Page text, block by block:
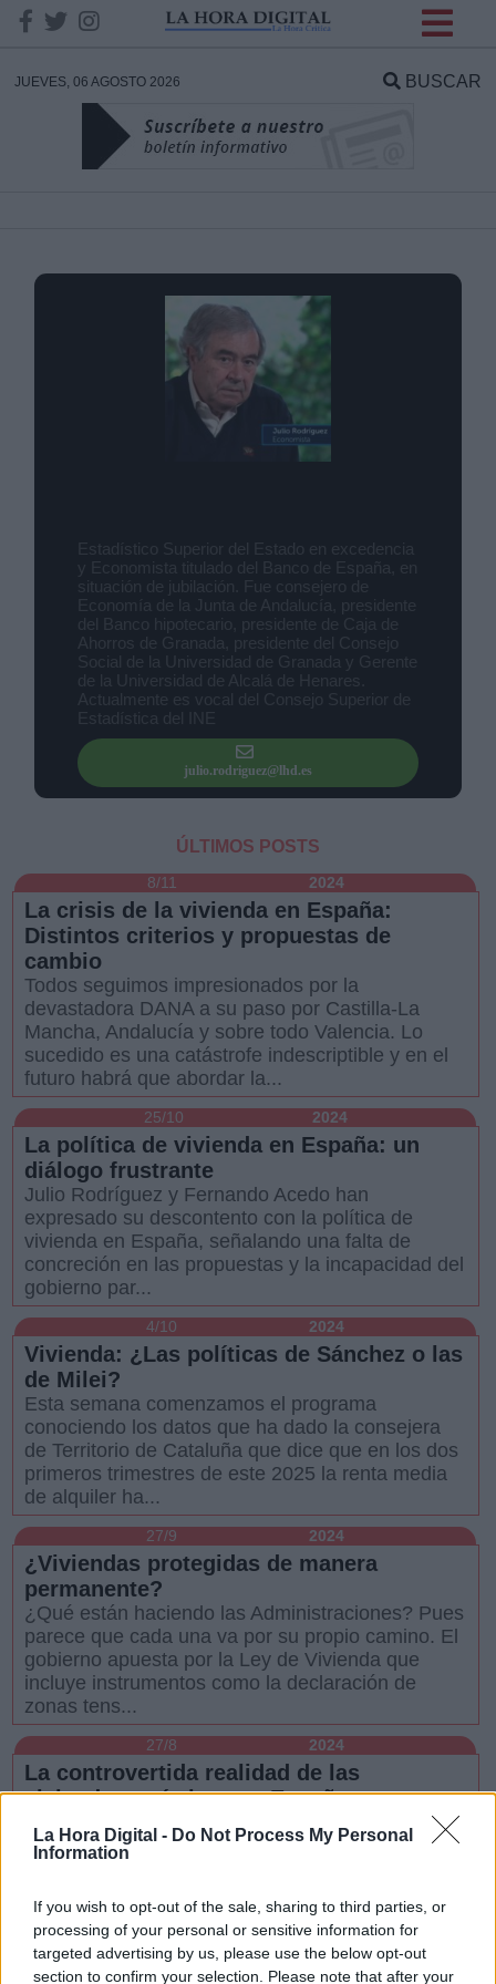
La Hora Digital - Do Not Process My Personal
Information
If you wish to opt-out of the sale, sharing to third parties, or
processing of your personal or sensitive information for
targeted advertising by us, please use the below opt-out
section to confirm your selection. Please note that after your
JUEVES, 06 AGOSTO 2026 BUSCAR
julio.rodriguez@lhd.es
ÚLTIMOS POSTS
8/11 2024
La crisis de la vivienda en España:
Distintos criterios y propuestas de
cambio
Todos seguimos impresionados por la
devastadora DANA a su paso por Castilla-La
Mancha, Andalucía y sobre todo Valencia. Lo
sucedido es una catástrofe indescriptible y en el
futuro habrá que abordar la...
25/10 2024
La política de vivienda en España: un
diálogo frustrante
Julio Rodríguez y Fernando Acedo han
expresado su descontento con la política de
vivienda en España, señalando una falta de
concreción en las propuestas y la incapacidad del
gobierno par...
4/10 2024
Vivienda: ¿Las políticas de Sánchez o las
de Milei?
Esta semana comenzamos el programa
conociendo los datos que ha dado la consejera
de Territorio de Cataluña que dice que en los dos
primeros trimestres de este 2025 la renta media
de alquiler ha...
27/9 2024
¿Viviendas protegidas de manera
permanente?
¿Qué están haciendo las Administraciones? Pues
parece que cada una va por su propio camino. El
gobierno apuesta por la Ley de Vivienda que
incluye instrumentos como la declaración de
zonas tens...
27/8 2024
La controvertida realidad de las
viviendas turísticas en España
Se asocia con frecuencia la problemática del
acceso a la vivienda con la existencia de las
se pueden al...
8/7 2024
DATOS
Responsable:
link